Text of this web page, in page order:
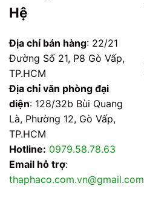
Hệ
Địa chỉ bán hàng: 22/21
Đường Số 21, P8 Gò Vấp,
TP.HCM
Địa chỉ văn phòng đại
diện: 128/32b Bùi Quang
Là, Phường 12, Gò Vấp,
TP.HCM
Hotline: 0979.58.78.63
Email hỗ trợ:
thaphaco.com.vn@gmail.com